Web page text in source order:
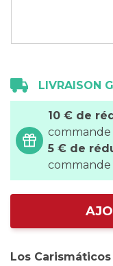
LIVRAISON
10 € de
commande
5 € de
commande
Los Carismáticos